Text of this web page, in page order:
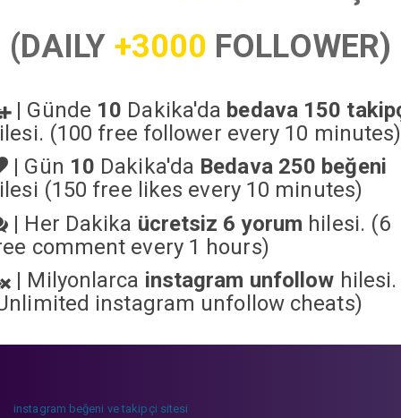
(DAILY +3000 FOLLOWER)
| Günde 10 Dakika'da bedava 150
(100 free follower every 10 minutes)
| Gün 10 Dakika'da Bedava 250 beğeni
(150 free likes every 10 minutes)
| Her Dakika ücretsiz 6 yorum hilesi. (6
comment every 1 hours)
| Milyonlarca instagram unfollow hilesi.
instagram unfollow cheats)
instagram beğeni ve takipçi sitesi